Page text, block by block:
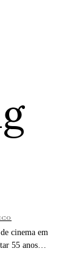
cinema em
55 anos…